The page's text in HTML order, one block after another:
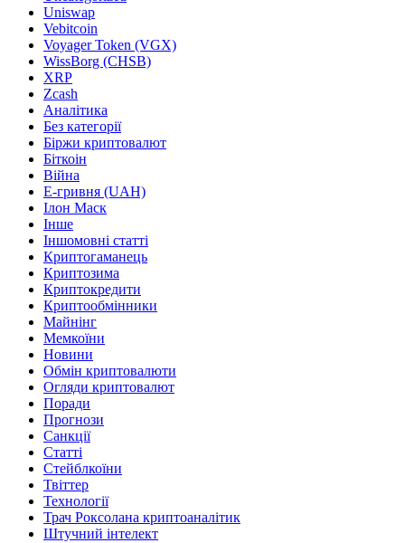
Uniswap
Vebitcoin
Voyager Token (VGX)
WissBorg (CHSB)
XRP
Zcash
Аналітика
Без категорії
Біржи криптовалют
Біткоін
Війна
Е-гривня (UAH)
Ілон Маск
Інше
Іншомовні статті
Криптогаманець
Криптозима
Криптокредити
Криптообмінники
Майнінг
Мемкоїни
Новини
Обмін криптовалюти
Огляди криптовалют
Поради
Прогнози
Санкції
Статті
Стейблкоїни
Твіттер
Технології
Трач Роксолана криптоаналітик
Штучний інтелект